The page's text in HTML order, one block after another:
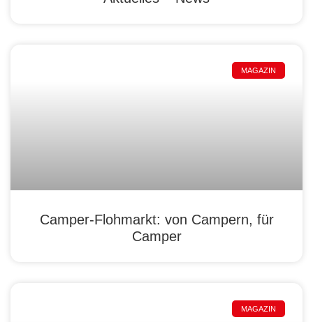
MAGAZIN
Camper-Flohmarkt: von Campern, für
Camper
MAGAZIN